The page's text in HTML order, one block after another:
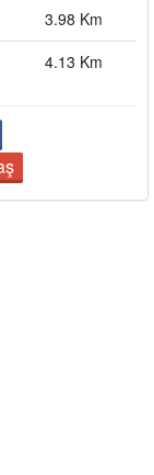
3.98 Km
4.13 Km